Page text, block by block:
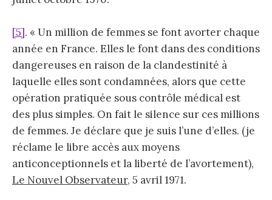
[5]. « Un million de femmes se font avorter chaque
année en France. Elles le font dans des conditions
dangereuses en raison de la clandestinité à
laquelle elles sont condamnées, alors que cette
opération pratiquée sous contrôle médical est
des plus simples. On fait le silence sur ces millions
de femmes. Je déclare que je suis l’une d’elles. (je
réclame le libre accès aux moyens
anticonceptionnels et la liberté de l’avortement),
Le Nouvel Observateur, 5 avril 1971.